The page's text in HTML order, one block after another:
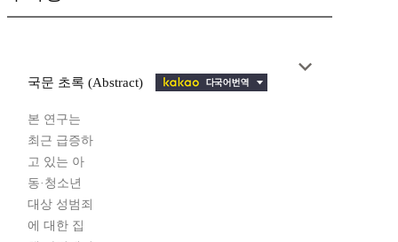
국문 초록 (Abstract)
본 연구는
최근 급증하
고 있는 아
동·청소년
대상 성범죄
에 대한 집